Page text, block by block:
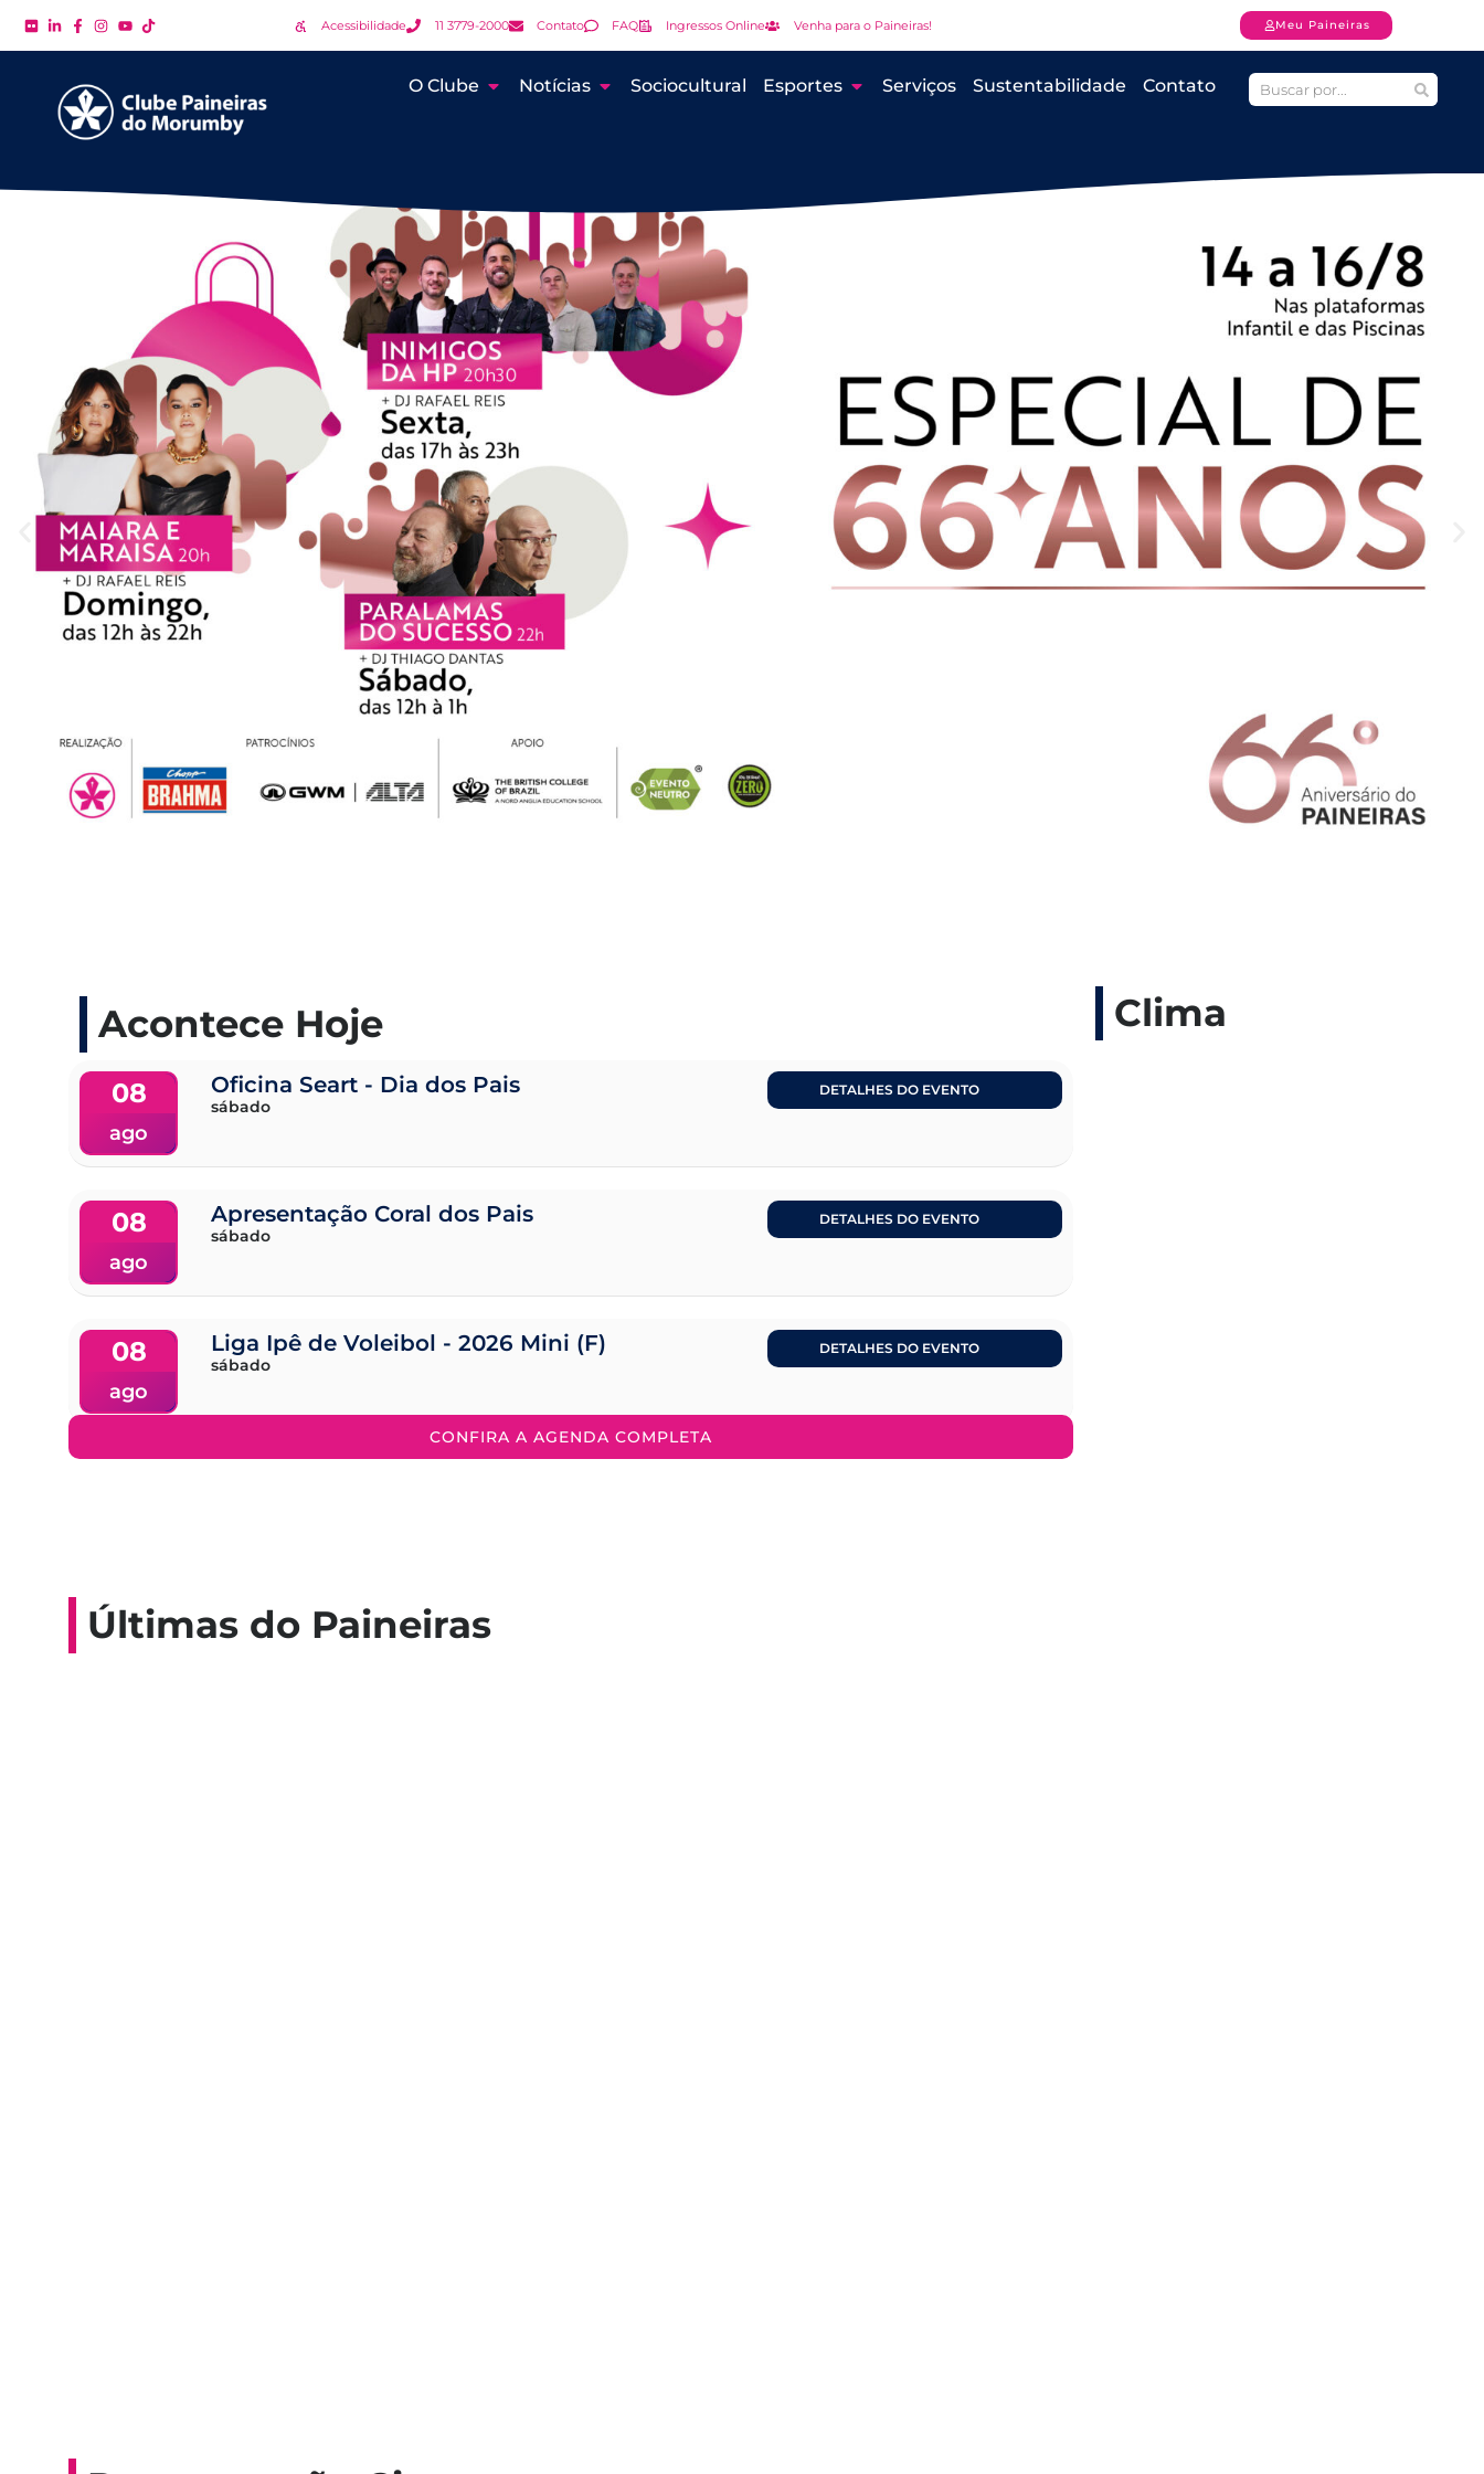
Acessibilidade 11 3779-2000 Contato FAQ Ingressos Online Venha para o Paineiras! Meu Paineiras
O Clube Notícias Sociocultural Esportes Serviços Sustentabilidade Contato
Acontece Hoje
08
ago
Oficina Seart - Dia dos Pais
sábado
DETALHES DO EVENTO
08
ago
Apresentação Coral dos Pais
sábado
DETALHES DO EVENTO
08
ago
Liga Ipê de Voleibol - 2026 Mini (F)
sábado
DETALHES DO EVENTO
CONFIRA A AGENDA COMPLETA
Clima
Últimas do Paineiras